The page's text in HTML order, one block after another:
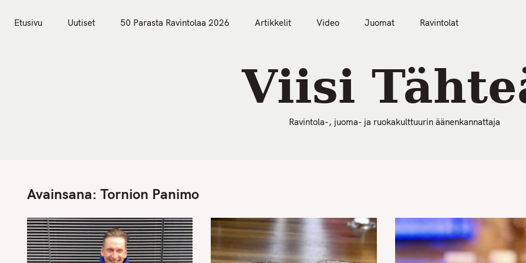
Etusivu Uutiset 50 Parasta Ravintolaa 2026 Artikkelit Video Juomat Ravintolat
Viisi
Ravintola-, juoma- ja ruokakulttuurin äänenkannattaja
Avainsana: Tornion Panimo